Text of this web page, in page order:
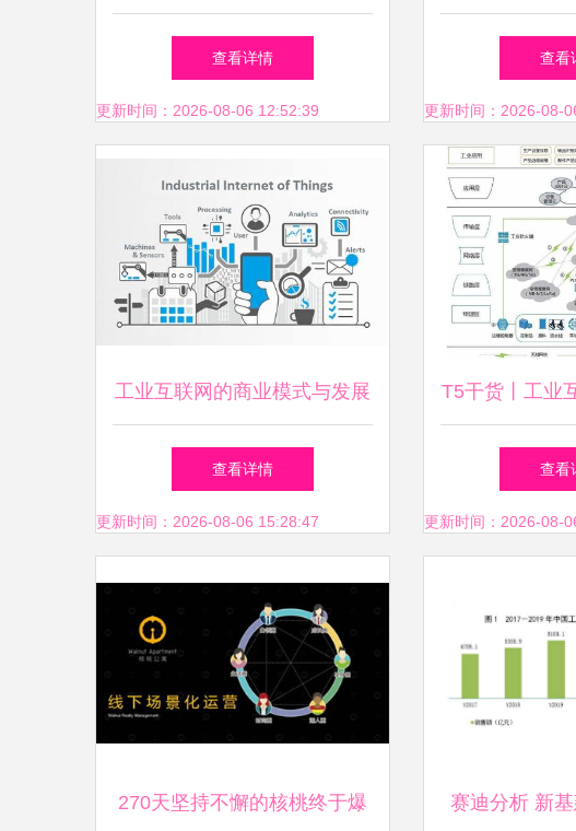
业加速步入新基建与工业互联
网数据服务新时代
查看详情
更新时间：2026-08-06 12:52:39
联网数
查看
更新时间：2026-08-
工业互联网的商业模式与发展
方向 数据服务的关键作用
查看详情
更新时间：2026-08-06 15:28:47
T5干货丨工业
报告之边缘层
查看
更新时间：2026-08-
270天坚持不懈的核桃终于爆 赛迪分析 新